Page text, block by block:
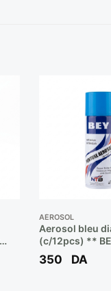
AÉROSOL
Aerosol bleu
(c/12pcs) **
350 DA